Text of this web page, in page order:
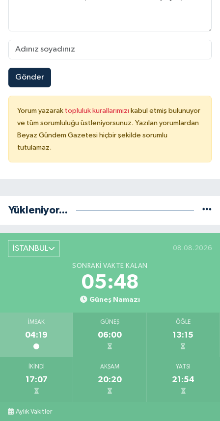
Gönder
Yorum yazarak topluluk kurallarımızı kabul etmiş bulunuyor
ve tüm sorumluluğu üstleniyorsunuz. Yazılan yorumlardan
Beyaz Gündem Gazetesi hiçbir şekilde sorumlu
tutulamaz.
Yükleniyor...
İSTANBUL 08.08.2026
SONRAKI VAKTE KALAN
05:47
Güneş Namazı
İMSAK
04:19
GÜNEŞ
06:00
ÖĞLE
13:15
İKINDI
17:07
AKŞAM
20:20
YATSI
21:54
Aylık Vakitler